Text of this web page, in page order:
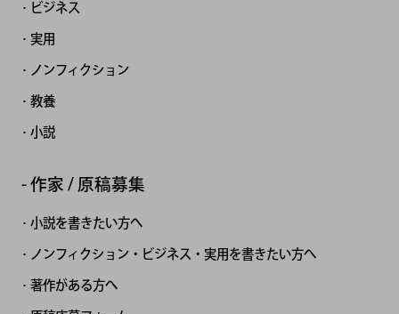
ビジネス
実用
ノンフィクション
教養
小説
作家 / 原稿募集
小説を書きたい方へ
ノンフィクション・ビジネス・実用を書きたい方へ
著作がある方へ